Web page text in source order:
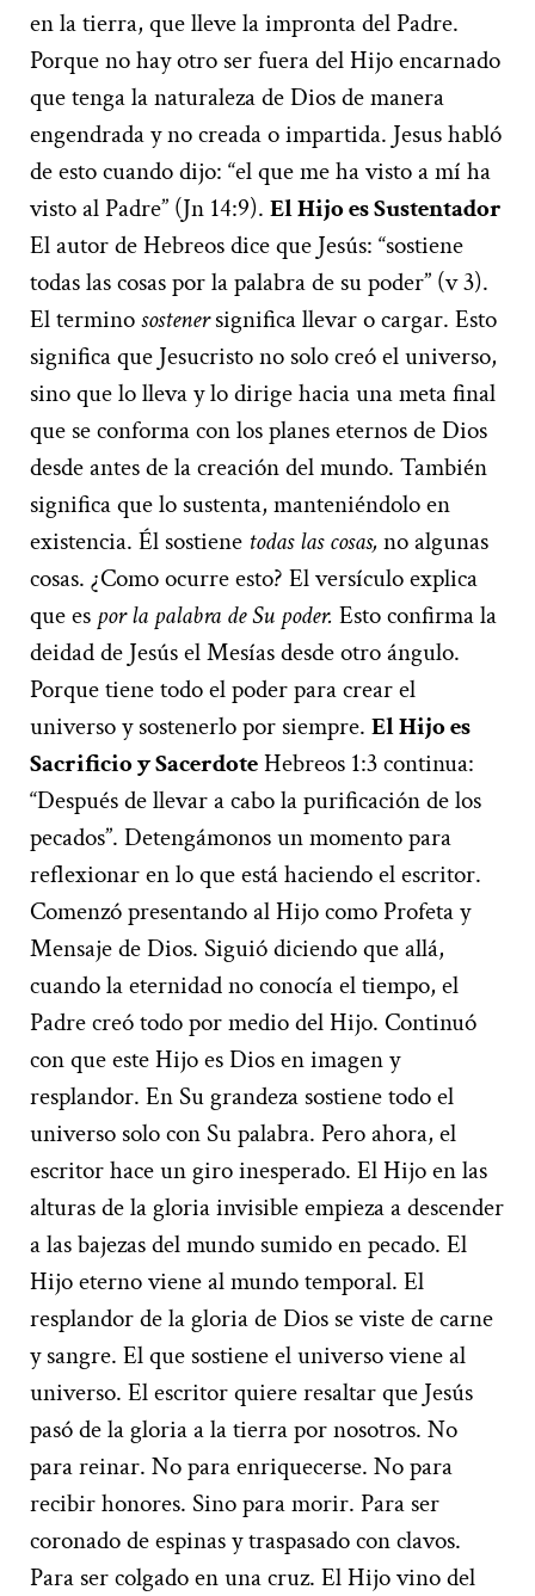
en la tierra, que lleve la impronta del Padre.
Porque no hay otro ser fuera del Hijo encarnado
que tenga la naturaleza de Dios de manera
engendrada y no creada o impartida. Jesus habló
de esto cuando dijo: “el que me ha visto a mí ha
visto al Padre” (Jn 14:9). El Hijo es Sustentador
El autor de Hebreos dice que Jesús: “sostiene
todas las cosas por la palabra de su poder” (v 3).
El terminosostenersignifica llevar o cargar. Esto
significa que Jesucristo no solo creó el universo,
sino que lo lleva y lo dirige hacia una meta final
que se conforma con los planes eternos de Dios
desde antes de la creación del mundo. También
significa que lo sustenta, manteniéndolo en
existencia. Él sostiene todas las cosas, no algunas
cosas. ¿Como ocurre esto? El versículo explica
que es por la palabra de Su poder. Esto confirma la
deidad de Jesús el Mesías desde otro ángulo.
Porque tiene todo el poder para crear el
universo y sostenerlo por siempre. El Hijo es
Sacrificio y SacerdoteHebreos 1:3 continua:
“Después de llevar a cabo la purificación de los
pecados”. Detengámonos un momento para
reflexionar en lo que está haciendo el escritor.
Comenzó presentando al Hijo como Profeta y
Mensaje de Dios. Siguió diciendo que allá,
cuando la eternidad no conocía el tiempo, el
Padre creó todo por medio del Hijo. Continuó
con que este Hijo es Dios en imagen y
resplandor. En Su grandeza sostiene todo el
universo solo con Su palabra. Pero ahora, el
escritor hace un giro inesperado. El Hijo en las
alturas de la gloria invisible empieza a descender
a las bajezas del mundo sumido en pecado. El
Hijo eterno viene al mundo temporal. El
resplandor de la gloria de Dios se viste de carne
y sangre. El que sostiene el universo viene al
universo. El escritor quiere resaltar que Jesús
pasó de la gloria a la tierra por nosotros. No
para reinar. No para enriquecerse. No para
recibir honores. Sino para morir. Para ser
coronado de espinas y traspasado con clavos.
Para ser colgado en una cruz. El Hijo vino del